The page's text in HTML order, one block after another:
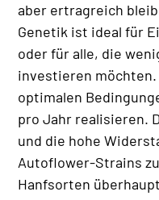
aber ertragreich
Genetik ist ideal für
oder für alle, die
investieren
optimalen
pro Jahr realisieren.
und die hohe
Autoflower-Strains
Hanfsorten